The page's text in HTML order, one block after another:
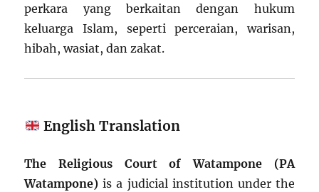
perkara yang berkaitan dengan hukum
keluarga Islam, seperti perceraian, warisan,
hibah, wasiat, dan zakat.
English Translation
The Religious Court of Watampone (PA
Watampone) is a judicial institution under the